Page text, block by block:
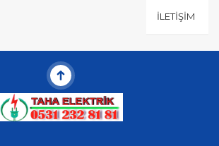
İLETIŞIM